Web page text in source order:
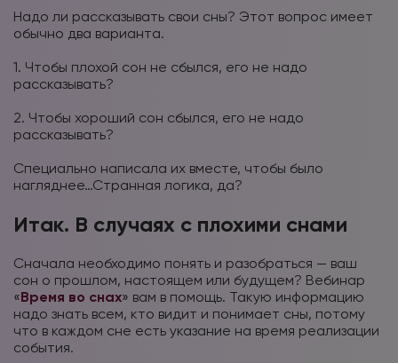
Надо ли рассказывать свои сны? Этот вопрос имеет
обычно два варианта.
1. Чтобы плохой сон не сбылся, его не надо
рассказывать?
2. Чтобы хороший сон сбылся, его не надо
рассказывать?
Специально написала их вместе, чтобы было
нагляднее…Странная логика, да?
Итак. В случаях с плохими снами
Сначала необходимо понять и разобраться — ваш
сон о прошлом, настоящем или будущем? Вебинар
«Время во снах» вам в помощь. Такую информацию
надо знать всем, кто видит и понимает сны, потому
что в каждом сне есть указание на время реализации
события.